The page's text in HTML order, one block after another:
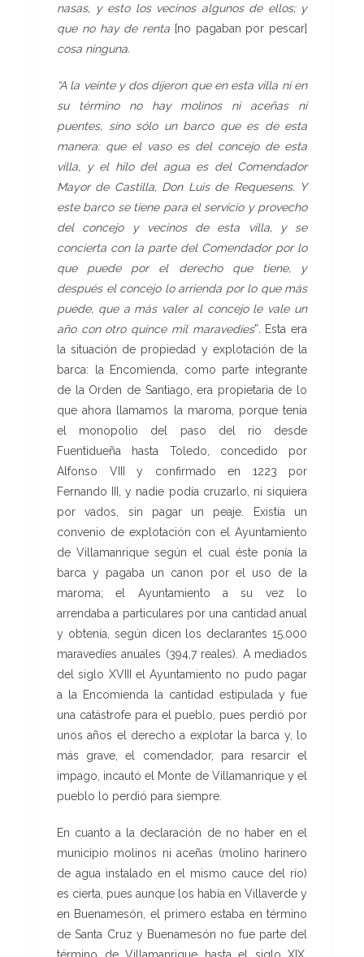
nasas, y esto los vecinos algunos de ellos; y
que no hay de renta [no pagaban por pescar]
cosa ninguna.
“A la veinte y dos dijeron que en esta villa ni en
su término no hay molinos ni aceñas ni
puentes, sino sólo un barco que es de esta
manera: que el vaso es del concejo de esta
villa, y el hilo del agua es del Comendador
Mayor de Castilla, Don Luis de Requesens. Y
este barco se tiene para el servicio y provecho
del concejo y vecinos de esta villa, y se
concierta con la parte del Comendador por lo
que puede por el derecho que tiene, y
después el concejo lo arrienda por lo que más
puede, que a más valer al concejo le vale un
año con otro quince mil maravedíes”. Esta era
la situación de propiedad y explotación de la
barca: la Encomienda, como parte integrante
de la Orden de Santiago, era propietaria de lo
que ahora llamamos la maroma, porque tenía
el monopolio del paso del río desde
Fuentidueña hasta Toledo, concedido por
Alfonso VIII y confirmado en 1223 por
Fernando III, y nadie podía cruzarlo, ni siquiera
por vados, sin pagar un peaje. Existía un
convenio de explotación con el Ayuntamiento
de Villamanrique según el cual éste ponía la
barca y pagaba un canon por el uso de la
maroma; el Ayuntamiento a su vez lo
arrendaba a particulares por una cantidad anual
y obtenía, según dicen los declarantes 15.000
maravedíes anuales (394,7 reales). A mediados
del siglo XVIII el Ayuntamiento no pudo pagar
a la Encomienda la cantidad estipulada y fue
una catástrofe para el pueblo, pues perdió por
unos años el derecho a explotar la barca y, lo
más grave, el comendador, para resarcir el
impago, incautó el Monte de Villamanrique y el
pueblo lo perdió para siempre.
En cuanto a la declaración de no haber en el
municipio molinos ni aceñas (molino harinero
de agua instalado en el mismo cauce del río)
es cierta, pues aunque los había en Villaverde y
en Buenamesón, el primero estaba en término
de Santa Cruz y Buenamesón no fue parte del